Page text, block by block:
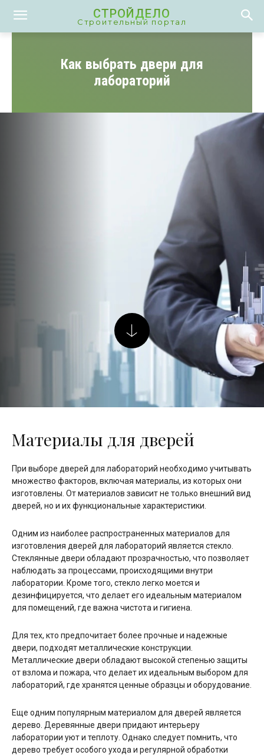
СТРОЙДЕЛО
Строительный портал
Как выбрать двери для
лабораторий
Материалы для дверей
При выборе дверей для лабораторий необходимо учитывать
множество факторов, включая материалы, из которых они
изготовлены. От материалов зависит не только внешний вид
дверей, но и их функциональные характеристики.
Одним из наиболее распространенных материалов для
изготовления дверей для лабораторий является стекло.
Стеклянные двери обладают прозрачностью, что позволяет
наблюдать за процессами, происходящими внутри
лаборатории. Кроме того, стекло легко моется и
дезинфицируется, что делает его идеальным материалом
для помещений, где важна чистота и гигиена.
Для тех, кто предпочитает более прочные и надежные
двери, подходят металлические конструкции.
Металлические двери обладают высокой степенью защиты
от взлома и пожара, что делает их идеальным выбором для
лабораторий, где хранятся ценные образцы и оборудование.
Еще одним популярным материалом для дверей является
дерево. Деревянные двери придают интерьеру
лаборатории уют и теплоту. Однако следует помнить, что
дерево требует особого ухода и регулярной обработки